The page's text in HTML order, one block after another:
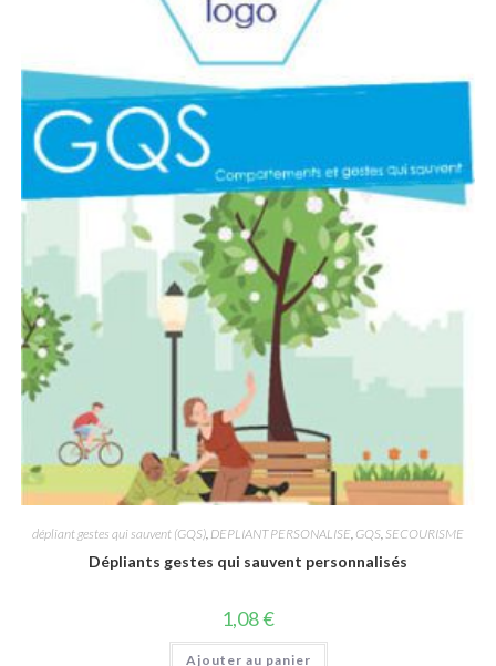
dépliant gestes qui sauvent (GQS), DEPLIANT PERSONALISE, GQS, SECOURISME
Dépliants gestes qui sauvent personnalisés
1,08€
Ajouter au panier